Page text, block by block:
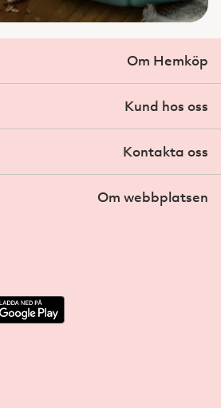
Om Hemköp
Kund hos oss
Kontakta oss
Om webbplatsen